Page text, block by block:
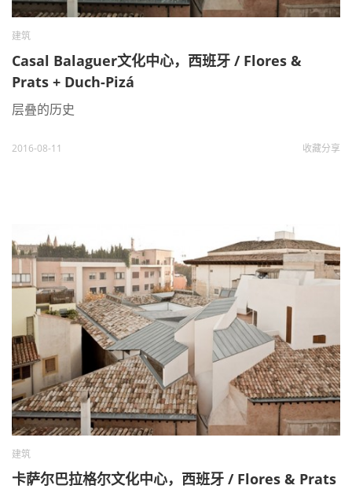
建筑
Casal Balaguer文化中心，西班牙 / Flores &
Prats + Duch-Pizá
层叠的历史
2016-08-11 收藏分享
建筑
卡萨尔巴拉格尔文化中心，西班牙 / Flores & Prats